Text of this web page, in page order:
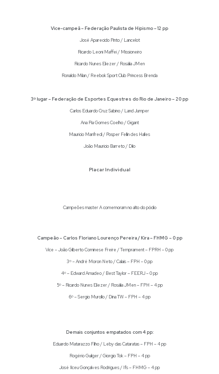
Vice-campeã – Federação Paulista de Hipismo – 12 pp
José Aparecido Pinto / Lancelot
Ricardo Leoni Maffei / Missioneiro
Ricardo Nunes Eliezer / Rosália JMen
Ronaldo Milan / Reebok Sport Club Princess Brenda
3º lugar – Federação de Esportes Equestres do Rio de Janeiro – 20 pp
Carlos Eduardo Cruz Sabino / Land Jumper
Ana Pia Gomes Coelho / Gigant
Mauricio Manfredi / Posper Fellin des Halles
João Mauricio Barreto / Dilo
Placar Individual
Campeões master A comemoram no alto do pódio
Campeão – Carlos Floriano Lourenço Pereira / Kira – FHMG – 0 pp
Vice – João Gilberto Cominese Freire / Temprament – FPRH – 0 pp
3º – André Moron Neto / Calais – FPH – 0 pp
4º – Edward Amadeo / Best Taylor – FEERJ – 0 pp
5º – Ricardo Nunes Eliezer / Rosália JMen – FPH – 4 pp
6º – Sergio Murollo / Dina TW – FPH – 4 pp
Demais conjuntos empatados com 4 pp:
Eduardo Matarazzo Filho / Leby das Cataratas – FPH – 4 pp
Rogério Guilger / Giorgio Tok – FPH – 4 pp
José Ilceu Gonçalves Rodrigues / Ifs – FHMG – 4 pp